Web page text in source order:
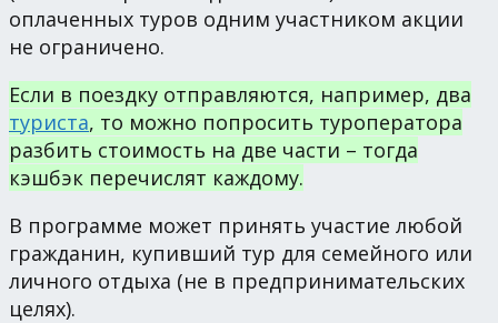
оплаченных туров одним участником акции
не ограничено.
Если в поездку отправляются, например, два
туриста, то можно попросить туроператора
разбить стоимость на две части – тогда
кэшбэк перечислят каждому.
В программе может принять участие любой
гражданин, купивший тур для семейного или
личного отдыха (не в предпринимательских
целях).